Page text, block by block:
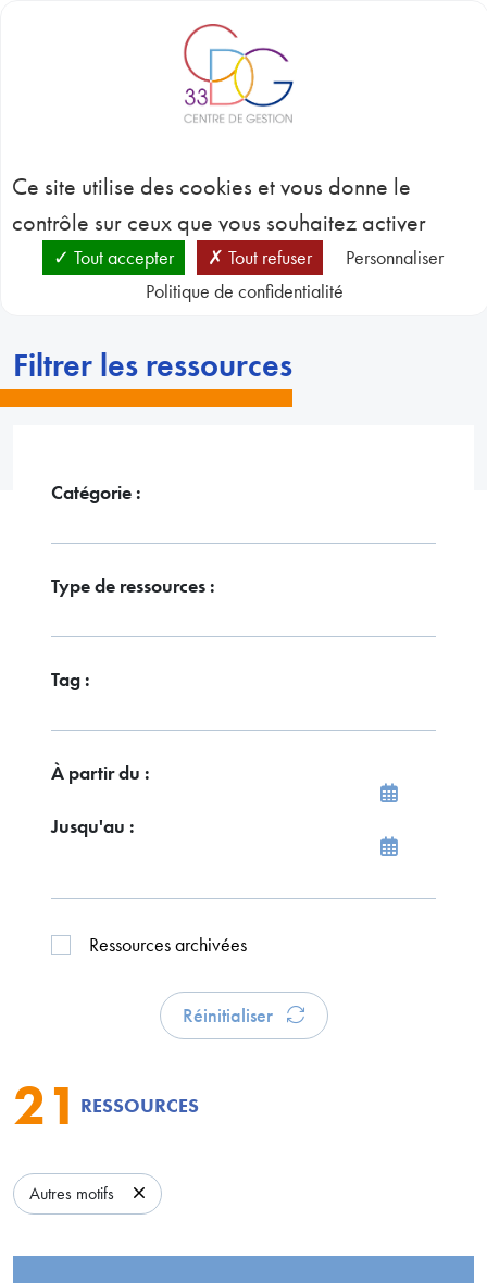
Nos ressources
Centre de ressourcesNos ressources
Filtrer les ressources
Catégorie :
Type de ressources :
Tag :
À partir du :
Jusqu'au :
Ressources archivées
Réinitialiser
21 RESSOURCES
Autres motifs
Ce site utilise des cookies et vous donne le
contrôle sur ceux que vous souhaitez activer
Tout accepter Tout refuser
Personnaliser
Politique de confidentialité